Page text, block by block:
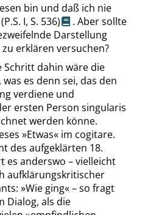
bin und daß ich nie
(P.S. I, S. 536)
. Aber sollte
Darstellung
erklären versuchen?
Schritt dahin wäre die
es denn sei, das den
verdiene und
ersten Person singularis
werden könne.
»Etwas« im cogitare.
des aufgeklärten 18.
es anderswo – vielleicht
aufklärungskritischer
»Wie ging«– so fragt
Dialog, als die